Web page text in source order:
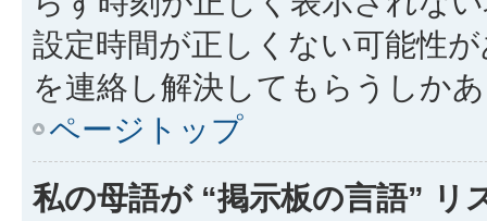
設定時間が正しくない可能性
を連絡し解決してもらうしか
ページトップ
私の母語が “掲示板の言語” リ